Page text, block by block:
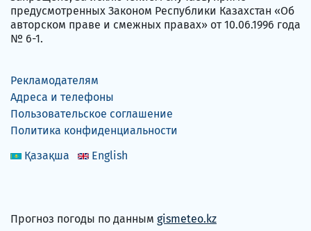
предусмотренных Законом Республики Казахстан «Об
авторском праве и смежных правах» от 10.06.1996 года
№ 6-1.
Рекламодателям
Адреса и телефоны
Пользовательское соглашение
Политика конфиденциальности
Қазақша
English
Прогноз погоды по данным gismeteo.kz